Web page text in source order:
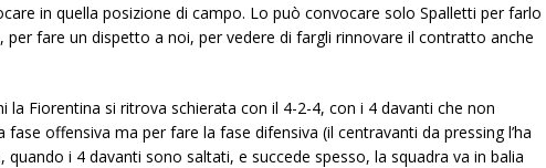
in quella posizione di campo. Lo può convocare solo Spalletti per farlo
per fare un dispetto a noi, per vedere di fargli rinnovare il contratto anche
la Fiorentina si ritrova schierata con il 4-2-4, con i 4 davanti che non
offensiva ma per fare la fase difensiva (il centravanti da pressing l’ha
quando i 4 davanti sono saltati, e succede spesso, la squadra va in balia